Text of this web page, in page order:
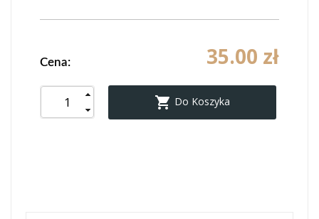
Cena: 35.00 zł
 Do Koszyka